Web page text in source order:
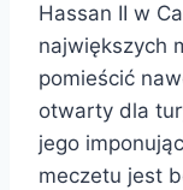
Hassan II w
największych
pomieścić
otwarty dla
jego
meczetu jest